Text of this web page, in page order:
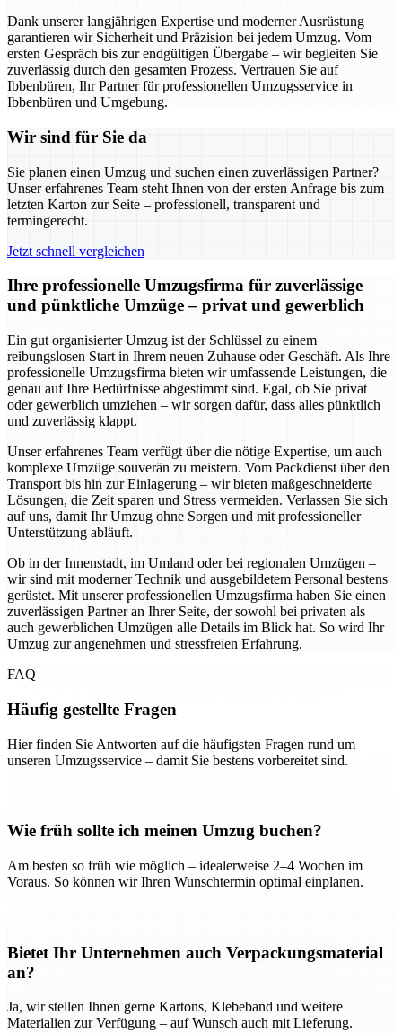
Dank unserer langjährigen Expertise und moderner Ausrüstung
garantieren wir Sicherheit und Präzision bei jedem Umzug. Vom
ersten Gespräch bis zur endgültigen Übergabe – wir begleiten Sie
zuverlässig durch den gesamten Prozess. Vertrauen Sie auf
Ibbenbüren, Ihr Partner für professionellen Umzugsservice in
Ibbenbüren und Umgebung.
Wir sind für Sie da
Sie planen einen Umzug und suchen einen zuverlässigen Partner?
Unser erfahrenes Team steht Ihnen von der ersten Anfrage bis zum
letzten Karton zur Seite – professionell, transparent und
termingerecht.
Jetzt schnell vergleichen
Ihre professionelle Umzugsfirma für zuverlässige
und pünktliche Umzüge – privat und gewerblich
Ein gut organisierter Umzug ist der Schlüssel zu einem
reibungslosen Start in Ihrem neuen Zuhause oder Geschäft. Als Ihre
professionelle Umzugsfirma bieten wir umfassende Leistungen, die
genau auf Ihre Bedürfnisse abgestimmt sind. Egal, ob Sie privat
oder gewerblich umziehen – wir sorgen dafür, dass alles pünktlich
und zuverlässig klappt.
Unser erfahrenes Team verfügt über die nötige Expertise, um auch
komplexe Umzüge souverän zu meistern. Vom Packdienst über den
Transport bis hin zur Einlagerung – wir bieten maßgeschneiderte
Lösungen, die Zeit sparen und Stress vermeiden. Verlassen Sie sich
auf uns, damit Ihr Umzug ohne Sorgen und mit professioneller
Unterstützung abläuft.
Ob in der Innenstadt, im Umland oder bei regionalen Umzügen –
wir sind mit moderner Technik und ausgebildetem Personal bestens
gerüstet. Mit unserer professionellen Umzugsfirma haben Sie einen
zuverlässigen Partner an Ihrer Seite, der sowohl bei privaten als
auch gewerblichen Umzügen alle Details im Blick hat. So wird Ihr
Umzug zur angenehmen und stressfreien Erfahrung.
FAQ
Häufig gestellte Fragen
Hier finden Sie Antworten auf die häufigsten Fragen rund um
unseren Umzugsservice – damit Sie bestens vorbereitet sind.
Wie früh sollte ich meinen Umzug buchen?
Am besten so früh wie möglich – idealerweise 2–4 Wochen im
Voraus. So können wir Ihren Wunschtermin optimal einplanen.
Bietet Ihr Unternehmen auch Verpackungsmaterial
an?
Ja, wir stellen Ihnen gerne Kartons, Klebeband und weitere
Materialien zur Verfügung – auf Wunsch auch mit Lieferung.